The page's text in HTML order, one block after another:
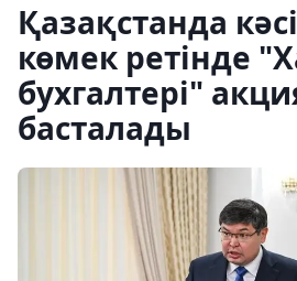
Қазақстанда
көмек ретінде
бухгалтері"
басталады